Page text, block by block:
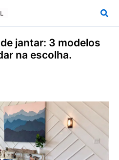
jantar: 3 modelos
na escolha.